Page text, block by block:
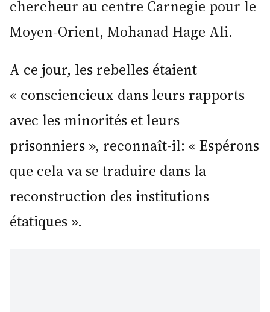
chercheur au centre Carnegie pour le
Moyen-Orient, Mohanad Hage Ali.
A ce jour, les rebelles étaient
« consciencieux dans leurs rapports
avec les minorités et leurs
prisonniers », reconnaît-il: « Espérons
que cela va se traduire dans la
reconstruction des institutions
étatiques ».